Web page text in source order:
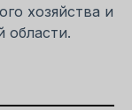
хозяйства и
области.